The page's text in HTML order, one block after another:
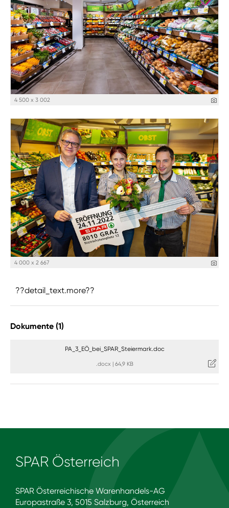
4 500 x 3 002
4 000 x 2 667
??detail_text.more??
Dokumente (1)
PA_3_EÖ_bei_SPAR_Steiermark.doc
.docx 64,9 KB
SPAR Österreich
SPAR Österreichische Warenhandels-AG
Europastraße 3, 5015 Salzburg, Österreich